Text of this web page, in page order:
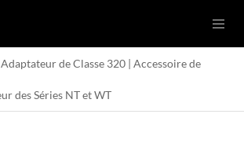
Adaptateur de Classe 320 | Accessoire de
des Séries NT et WT